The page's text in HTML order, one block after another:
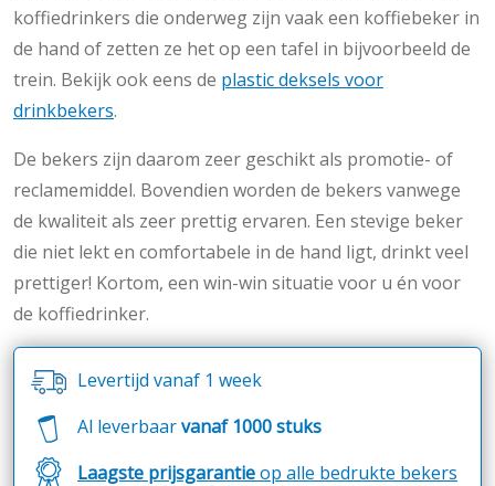
koffiedrinkers die onderweg zijn vaak een koffiebeker in
de hand of zetten ze het op een tafel in bijvoorbeeld de
trein. Bekijk ook eens de plastic deksels voor
drinkbekers.
De bekers zijn daarom zeer geschikt als promotie- of
reclamemiddel. Bovendien worden de bekers vanwege
de kwaliteit als zeer prettig ervaren. Een stevige beker
die niet lekt en comfortabele in de hand ligt, drinkt veel
prettiger! Kortom, een win-win situatie voor u én voor
de koffiedrinker.
Levertijd vanaf 1 week
Al leverbaarvanaf 1000 stuks
Laagste prijsgarantieop alle bedrukte bekers